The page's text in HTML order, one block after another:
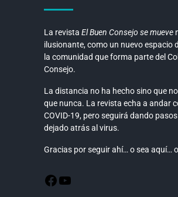
La revista El Buen Consejo se mueve
ilusionante, como un nuevo espacio
la comunidad que forma parte del
Consejo.
La distancia no ha hecho sino que
que nunca. La revista echa a andar
COVID-19, pero seguirá dando
dejado atrás al virus.
Gracias por seguir ahí… o sea aquí… o